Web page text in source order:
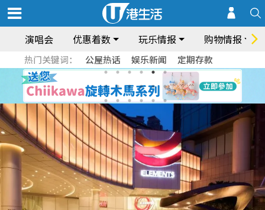
演唱会 优惠着数 玩乐情报 购物情报
热门关键词： 公屋热话 娱乐新闻 定期存款